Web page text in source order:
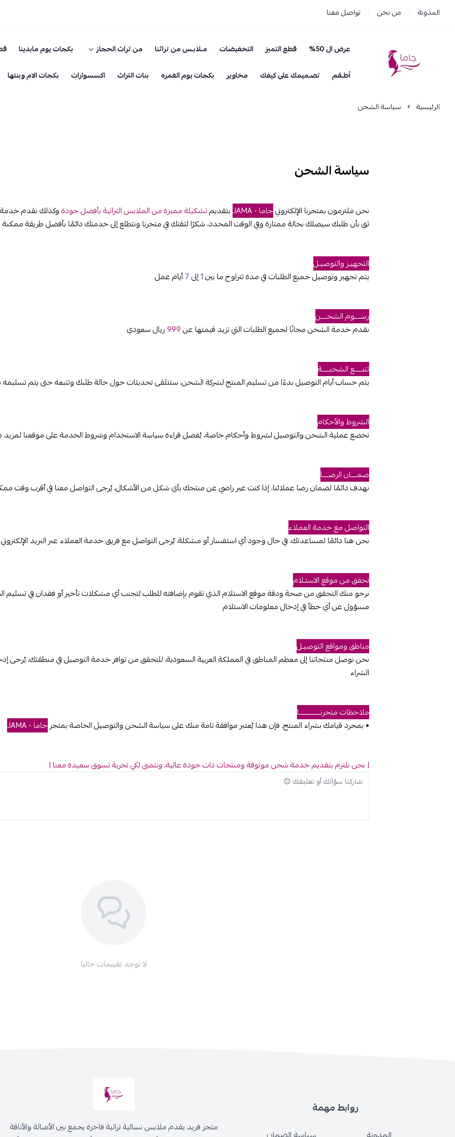
المدونة من نحن تواصل معنا
جاما _ JAMA
عرض ال 50% قطع التميز التخفيضات مـلابـس من تراثنا من تراث الحجاز بكجات يوم مابدينا
أطـقم
تصـميمك على كيفك مخاوير بكجات يوم الغمره بنات التراث اكسسوارات بكجات الام وبنتها
الرئيسية سياسة الشحن
سياسة الشحن
نحن ملتزمون بمتجرنا الإلكترونيجاما - JAMA بتقديمتشكيلة مميزة من الملابس التراثية بأفضل جودةوكذلك نقدم خدمة
ثق بأن طلبك سيصلك بحالة ممتازة وفي الوقت المحدد، شكرًا لثقتك في متجرنا ونتطلع إلى خدمتك دائمًا بأفضل طريقة ممكنة
التجهيـز والتوصيـل
يتم تجهيز وتوصيل جميع الطلبات في مدة تتراوح ما بين1إلى7أيام عمل
رســــوم الشحــــن
نقدم خدمة الشحن مجانًا لجميع الطلبات التي تزيد قيمتها عن999ريال سعودي
تتبـــــع الشحنـــــة
يتم حساب أيام التوصيل بدءًا من تسليم المنتج لشركة الشحن، ستتلقى تحديثات حول حالة طلبك وتتبعه حتى يتم تسليمه
الشروط والأحكام
تخضع عملية الشحن والتوصيل لشروط وأحكام خاصة، يُفضل قراءة سياسة الاستخدام وشروط الخدمة على موقعنا لمزيد
ضمــــان الرضــــا
نهدف دائمًا لضمان رضا عملائنا، إذا كنت غير راضي عن منتجك بأي شكل من الأشكال، يُرجى التواصل معنا في أقرب
التواصل مع خدمة العملاء
نحن هنا دائمًا لمساعدتك، في حال وجود أي استفسار أو مشكلة، يُرجى التواصل مع فريق خدمة العملاء عبر البريد
تحقق من موقع الاستـلام
نرجو منك التحقق من صحة ودقة موقع الاستلام الذي تقوم بإضافته للطلب لتجنب أي مشكلات تأخير أو فقدان في تسليم
مسؤول عن أي خطأ في إدخال معلومات الاستلام
مناطق ومواقع التوصيـل
نحن نوصل منتجاتنا إلى معظم المناطق في المملكة العربية السعودية، للتحقق من توافر خدمة التوصيل في منطقتك، يُرجى
الشراء
ملاحظات متجرنــــــــــــــا
• بمجرد قيامك بشراء المنتج، فإن هذا يُعتبر موافقة تامة منك على سياسة الشحن والتوصيل الخاصة بمتجرجاما - JAMA
| نحن نلتزم بتقديم خدمة شحن موثوقة ومنتجات ذات جودة عالية، ونتمنى لكي تجربة تسوق سعيدة معنا |
لا توجد تقييمات حاليا
روابط مهمة
متجر فريد يقدم ملابس نسائية تراثية فاخرة يجمع بين الأصالة والأناقة